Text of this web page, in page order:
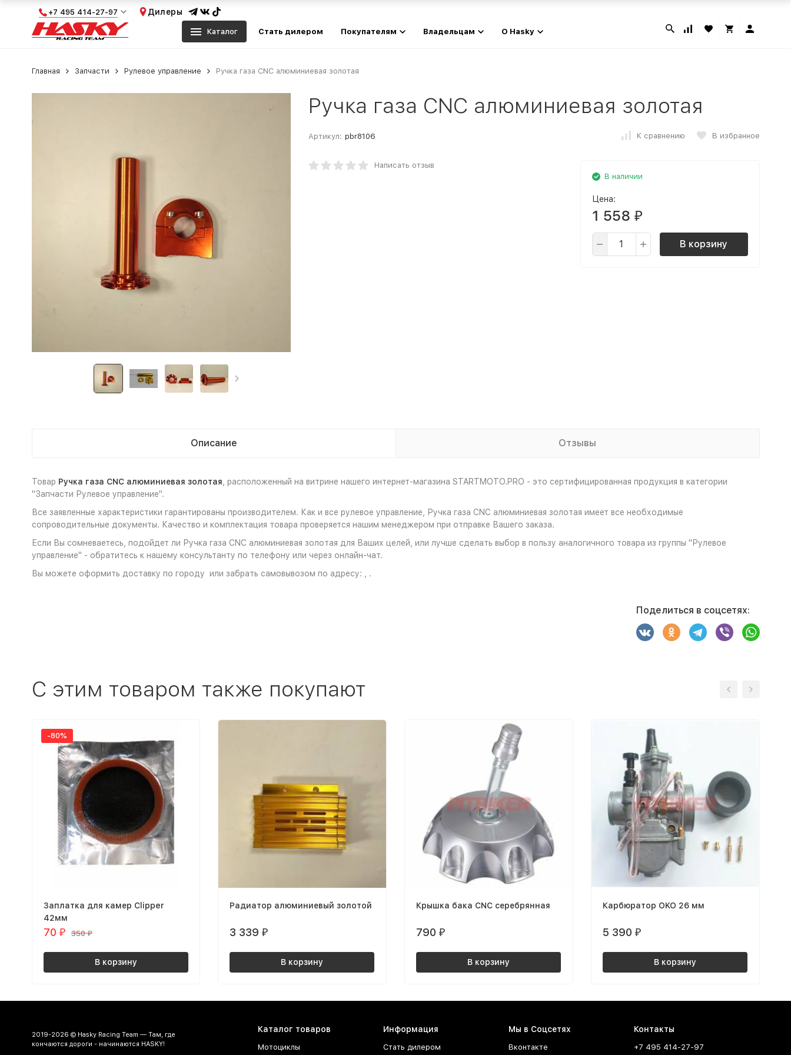
+7 495 414-27-97 Дилеры
Каталог Стать дилером Покупателям Владельцам О Hasky
Главная Запчасти Рулевое управление Ручка газа CNC алюминиевая золотая
Ручка газа CNC алюминиевая золотая
Артикул: pbr8106 К сравнению В избранное
Написать отзыв
В наличии
Цена:
1 558 ₽
В корзину
Описание Отзывы
Товар Ручка газа CNC алюминиевая золотая , расположенный на витрине нашего интернет-магазина STARTMOTO.PRO - это сертифицированная продукция в категории
"Запчасти Рулевое управление".
Все заявленные характеристики гарантированы производителем. Как и все рулевое управление, Ручка газа CNC алюминиевая золотая имеет все необходимые
сопроводительные документы. Качество и комплектация товара проверяется нашим менеджером при отправке Вашего заказа.
Если Вы сомневаетесь, подойдет ли Ручка газа CNC алюминиевая золотая для Ваших целей, или лучше сделать выбор в пользу аналогичного товара из группы "Рулевое
управление" - обратитесь к нашему консультанту по телефону или через онлайн-чат.
Вы можете оформить доставку по городу или забрать самовывозом по адресу: , .
Поделиться в соцсетях:
C этим товаром также покупают
-80%
Заплатка для камер Clipper
42мм
70 ₽ 350₽
В корзину
Радиатор алюминиевый золотой
3 339₽
В корзину
Крышка бака CNC серебрянная
790 ₽
В корзину
Карбюратор OKO 26 мм
5 390 ₽
В корзину
2019-2026 © Hasky Racing Team — Там, где
кончаются дороги - начинаются HASKY!
Каталог товаров
Мотоциклы
Информация
Стать дилером
Мы в Соцсетях
Вконтакте
Контакты
+7 495 414-27-97